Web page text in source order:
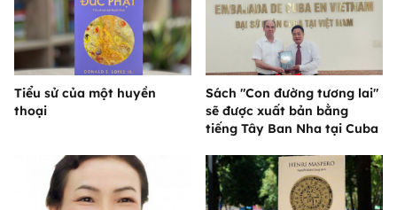
Tiểu sử của một huyền
thoại
Sách "Con đường tương lai"
sẽ được xuất bản bằng
tiếng Tây Ban Nha tại Cuba